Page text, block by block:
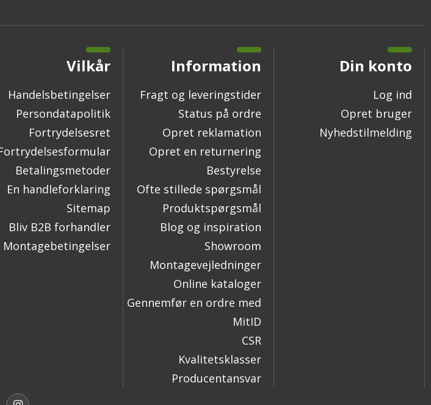
Vilkår
Handelsbetingelser
Persondatapolitik
Fortrydelsesret
Betalingsmetoder
En handleforklaring
Sitemap
Bliv B2B forhandler
Montagebetingelser
Information
Fragt og leveringstider
Status på ordre
Opret reklamation
Opret en returnering
Bestyrelse
Ofte stillede spørgsmål
Produktspørgsmål
Blog og inspiration
Showroom
Montagevejledninger
Online kataloger
Gennemfør en ordre med
MitID
CSR
Kvalitetsklasser
Producentansvar
Din konto
Log ind
Opret bruger
Nyhedstilmelding